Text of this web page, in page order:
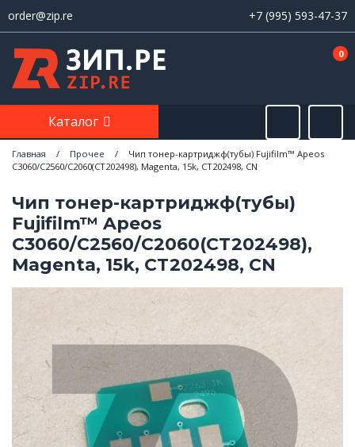
order@zip.re +7 (995) 593-47-37
0
Каталог
Главная / Прочее /
Чип тонер-картриджф(тубы) Fujifilm™ Apeos
C3060/C2560/C2060(CT202498), Magenta, 15k, CT202498, CN
Чип тонер-картриджф(тубы)
Fujifilm™ Apeos
C3060/C2560/C2060(CT202498),
Magenta, 15k, CT202498, CN